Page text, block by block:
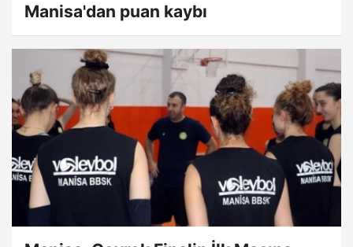
Manisa'dan puan kaybı